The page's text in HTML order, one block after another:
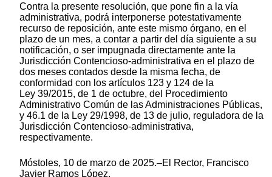
Contra la presente resolución, que pone fin a la vía
administrativa, podrá interponerse potestativamente
recurso de reposición, ante este mismo órgano, en el
plazo de un mes, a contar a partir del día siguiente a su
notificación, o ser impugnada directamente ante la
Jurisdicción Contencioso-administrativa en el plazo de
dos meses contados desde la misma fecha, de
conformidad con los artículos 123 y 124 de la
Ley 39/2015, de 1 de octubre, del Procedimiento
Administrativo Común de las Administraciones Públicas,
y 46.1 de la Ley 29/1998, de 13 de julio, reguladora de la
Jurisdicción Contencioso-administrativa,
respectivamente.
Móstoles, 10 de marzo de 2025.–El Rector, Francisco
Javier Ramos López.